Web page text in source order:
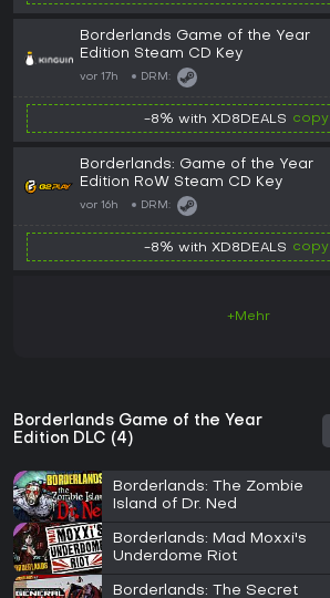
Borderlands Game of the Year
Edition Steam CD Key
vor 17h DRM:
-8% with XD8DEALS copy
Borderlands: Game of the Year
Edition RoW Steam CD Key
vor 16h DRM:
-8% with XD8DEALS copy
+Mehr
Borderlands Game of the Year
Edition DLC (4)
Borderlands: The Zombie
Island of Dr. Ned
Borderlands: Mad Moxxi's
Underdome Riot
Borderlands: The Secret